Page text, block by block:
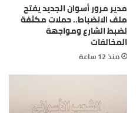
مدير مرور أسوان الجديد يفتح
ملف الانضباط.. حملات مكثفة
لضبط الشارع ومواجهة
المخالفات
منذ 12 ساعة